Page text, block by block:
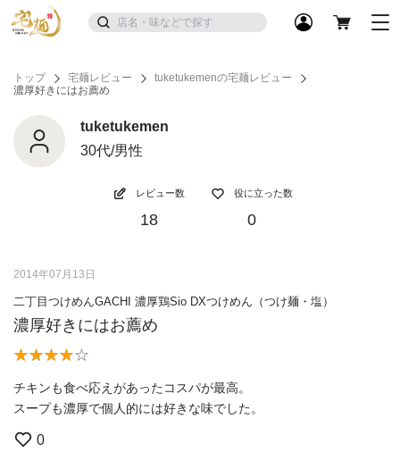
トップ 宅麺レビュー
tuketukemenの宅麺レビュー
濃厚好きにはお薦め
tuketukemen
30代/男性
レビュー数
18
役に立った数
0
2014年07月13日
二丁目つけめんGACHI 濃厚鶏Sio DXつけめん（つけ麺・塩）
濃厚好きにはお薦め
チキンも食べ応えがあったコスパが最高。
スープも濃厚で個人的には好きな味でした。
0